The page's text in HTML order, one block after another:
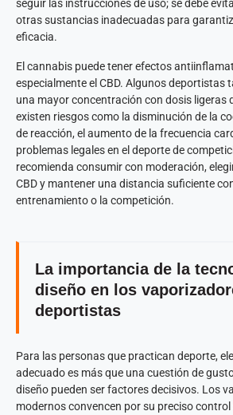
seguir las instrucciones de uso; se debe
otras sustancias inadecuadas para
eficacia.
El cannabis puede tener efectos
especialmente el CBD. Algunos deportistas
una mayor concentración con dosis ligeras
existen riesgos como la disminución de la
de reacción, el aumento de la frecuencia
problemas legales en el deporte de
recomienda consumir con moderación,
CBD y mantener una distancia suficiente
entrenamiento o la competición.
La importancia de la
diseño en los
deportistas
Para las personas que practican deporte,
adecuado es más que una cuestión de
diseño pueden ser factores decisivos. Los
modernos convencen por su preciso